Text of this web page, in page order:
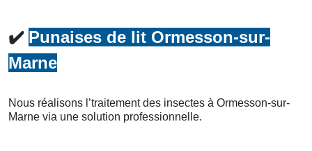
✔️ Punaises de lit Ormesson-sur-
Marne
Nous réalisons l’traitement des insectes à Ormesson-sur-
Marne via une solution professionnelle.